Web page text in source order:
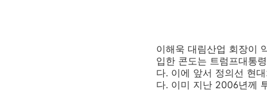
이해욱 대림산업 회장이
입한 콘도는 트럼프대통
다. 이에 앞서 정의선 현
다. 이미 지난 2006년께